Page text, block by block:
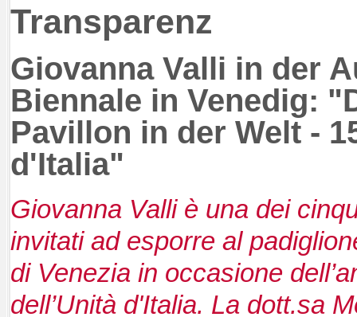
Transparenz
Giovanna Valli in der
Biennale in Venedig:
Pavillon in der Welt -
d'Italia"
Giovanna Valli è una dei
invitati ad esporre al
di Venezia in occasione
dell’Unità d'Italia. La dott.sa